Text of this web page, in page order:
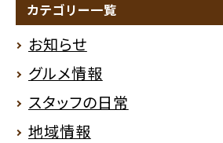
カテゴリー一覧
お知らせ
グルメ情報
スタッフの日常
地域情報